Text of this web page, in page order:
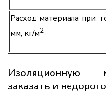
Расход материала при
мм, кг/м2
Изоляционную
заказать и